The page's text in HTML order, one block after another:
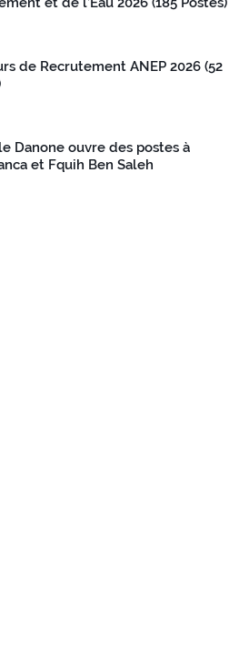
de Recrutement ANEP 2026 (52
Danone ouvre des postes à
et Fquih Ben Saleh